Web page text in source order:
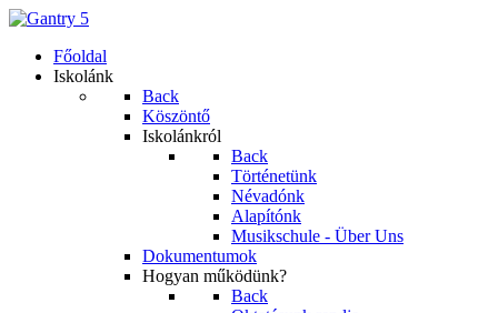
Főoldal
Iskolánk
Back
Köszöntő
Iskolánkról
Back
Történetünk
Névadónk
Alapítónk
Musikschule - Über Uns
Dokumentumok
Hogyan működünk?
Back